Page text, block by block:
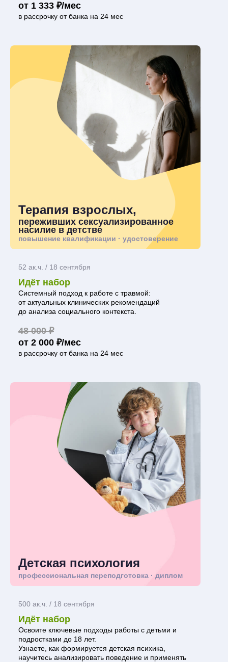
от 1 333 ₽/мес
в рассрочку от банка на 24 мес
Терапия взрослых,
переживших сексуализированное
насилие в детстве
повышение квалификации · удостоверение
52 ак.ч. / 18 сентября
Идёт набор
Системный подход к работе с травмой:
от актуальных клинических рекомендаций
до анализа социального контекста.
48 000 ₽
от 2 000 ₽/мес
в рассрочку от банка на 24 мес
Детская психология
профессиональная переподготовка · диплом
500 ак.ч. / 18 сентября
Идёт набор
Освоите ключевые подходы работы с детьми и
подростками до 18 лет.
Узнаете, как формируется детская психика,
научитесь анализировать поведение и применять